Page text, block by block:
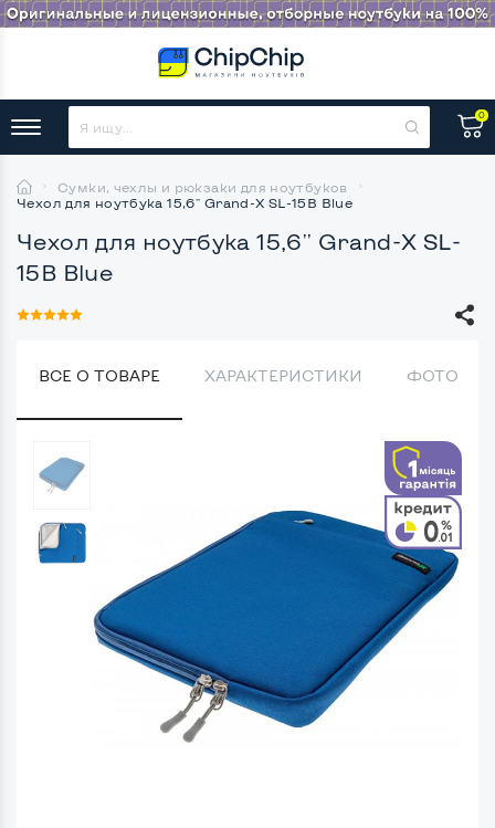
0
Сумки, чехлы и рюкзаки для ноутбуков
Чехол для ноутбука 15,6'' Grand-X SL-15B Blue
Чехол для ноутбука 15,6'' Grand-X SL-
15B Blue
ВСЕ О ТОВАРЕ ХАРАКТЕРИСТИКИ ФОТО